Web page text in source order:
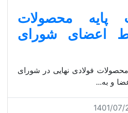
پایه محصولات
اعضای شورای
فولادی نهایی در شورای
و به...
1401/07/